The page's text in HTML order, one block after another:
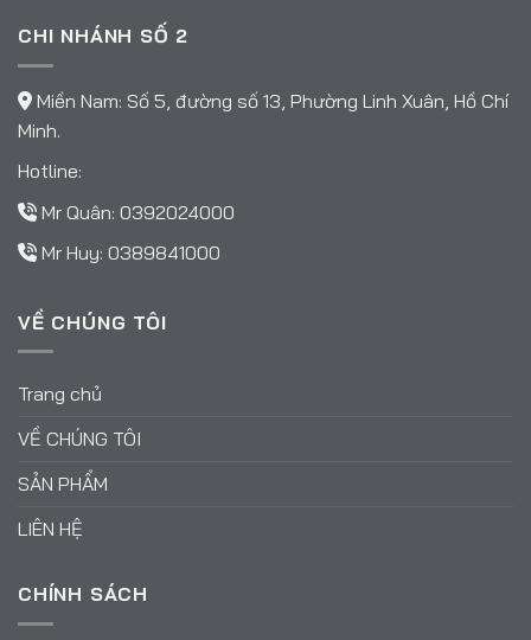
CHI NHÁNH SỐ 2
Miền Nam: Số 5, đường số 13, Phường Linh Xuân, Hồ Chí
Minh.
Hotline:
Mr Quân: 0392024000
Mr Huy: 0389841000
VỀ CHÚNG TÔI
Trang chủ
VỀ CHÚNG TÔI
SẢN PHẨM
LIÊN HỆ
CHÍNH SÁCH